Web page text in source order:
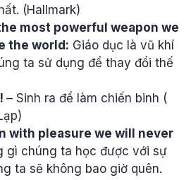
(Hallmark)
most powerful weapon we
the world: Giáo dục là vũ khí
ta sử dụng để thay đổi thế
– Sinh ra để làm chiến binh (
with pleasure we will never
gì chúng ta học được với sự
ta sẽ không bao giờ quên.